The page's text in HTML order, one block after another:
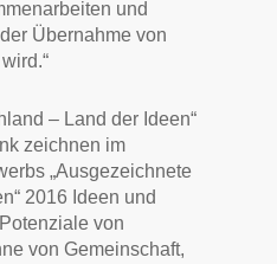
und
Übernahme von
– Land der Ideen“
zeichnen im
„Ausgezeichnete
2016 Ideen und
von
von Gemeinschaft,